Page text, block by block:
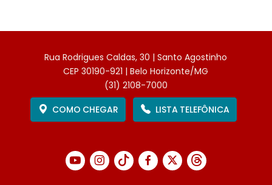
Rua Rodrigues Caldas, 30 | Santo Agostinho
CEP 30190-921 | Belo Horizonte/MG
(31) 2108-7000
COMO CHEGAR
LISTA TELEFÔNICA